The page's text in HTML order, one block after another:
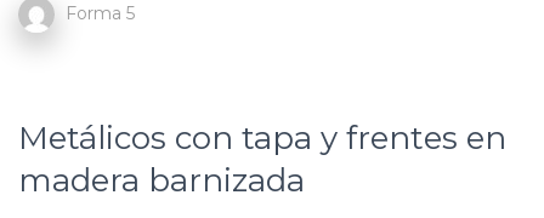
Forma 5
Metálicos con tapa y frentes en
madera barnizada